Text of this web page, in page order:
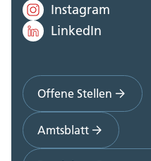
Instagram
LinkedIn
Offene Stellen
Amtsblatt